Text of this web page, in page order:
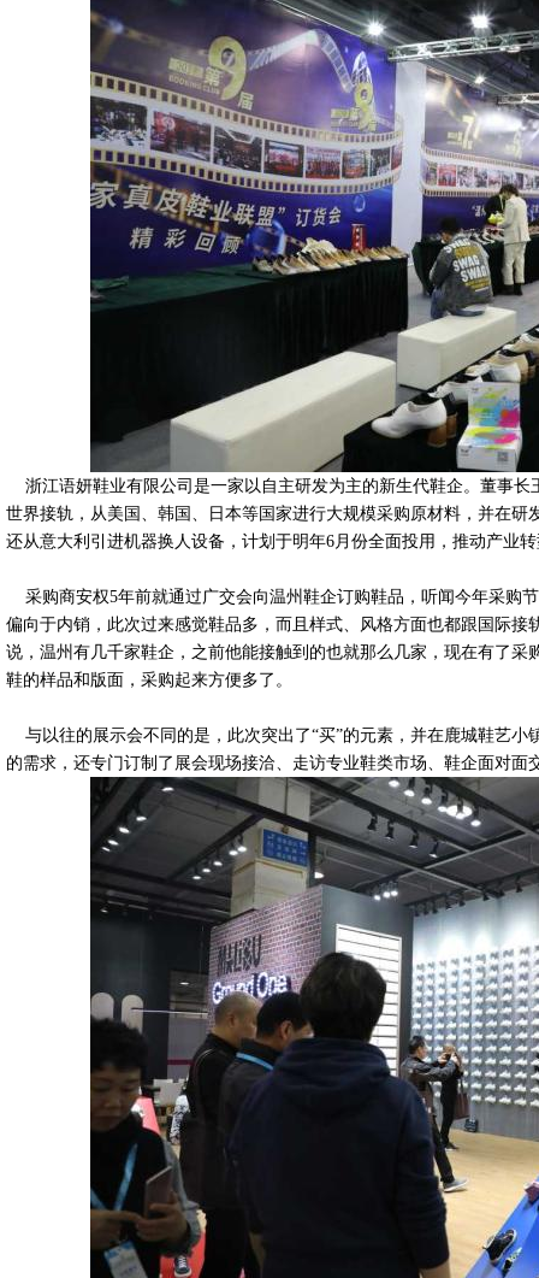
浙江语妍鞋业有限公司是一家以自主研发为主的新生代鞋企。董事长
世界接轨，从美国、韩国、日本等国家进行大规模采购原材料，并在
还从意大利引进机器换人设备，计划于明年6月份全面投用，推动产业
采购商安权5年前就通过广交会向温州鞋企订购鞋品，听闻今年采购
偏向于内销，此次过来感觉鞋品多，而且样式、风格方面也都跟国际
说，温州有几千家鞋企，之前他能接触到的也就那么几家，现在有了
鞋的样品和版面，采购起来方便多了。
与以往的展示会不同的是，此次突出了“买”的元素，并在鹿城鞋艺小
的需求，还专门订制了展会现场接洽、走访专业鞋类市场、鞋企面对面